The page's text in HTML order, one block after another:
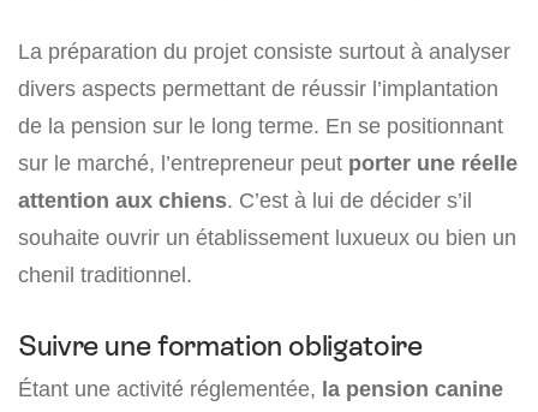
La préparation du projet consiste surtout à analyser
divers aspects permettant de réussir l’implantation
de la pension sur le long terme. En se positionnant
sur le marché, l’entrepreneur peut porter une réelle
attention aux chiens. C’est à lui de décider s’il
souhaite ouvrir un établissement luxueux ou bien un
chenil traditionnel.
Suivre une formation obligatoire
Étant une activité réglementée, la pension canine